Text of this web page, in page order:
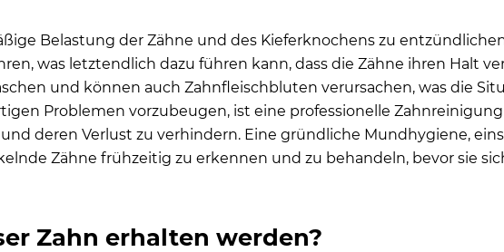
Belastung der Zähne und des Kieferknochens zu
was letztendlich dazu führen kann, dass die Zähne ihren Halt
und können auch Zahnfleischbluten verursachen, was die
Problemen vorzubeugen, ist eine professionelle
deren Verlust zu verhindern. Eine gründliche Mundhygiene,
Zähne frühzeitig zu erkennen und zu behandeln, bevor sie
Zahn erhalten werden?